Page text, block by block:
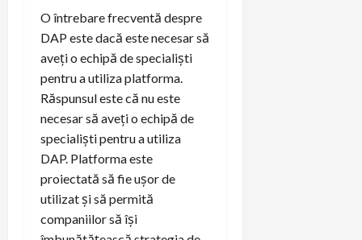
O întrebare frecventă despre
DAP este dacă este necesar să
aveți o echipă de specialiști
pentru a utiliza platforma.
Răspunsul este că nu este
necesar să aveți o echipă de
specialiști pentru a utiliza
DAP. Platforma este
proiectată să fie ușor de
utilizat și să permită
companiilor să își